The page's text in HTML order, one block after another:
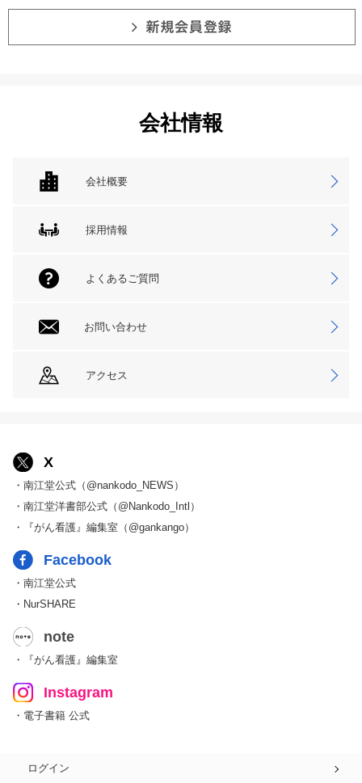
会社情報
会社概要
採用情報
よくあるご質問
お問い合わせ
アクセス
X
・南江堂公式（@nankodo_NEWS）
・南江堂洋書部公式（@Nankodo_Intl）
・『がん看護』編集室（@gankango）
Facebook
・南江堂公式
・NurSHARE
note
・『がん看護』編集室
Instagram
・電子書籍 公式
ログイン